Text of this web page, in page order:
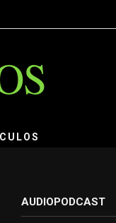
AUDIOPODCAST